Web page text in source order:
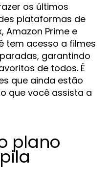
os últimos
plataformas de
Amazon Prime e
tem acesso a filmes
garantindo
de todos. É
que ainda estão
que você assista a
plano